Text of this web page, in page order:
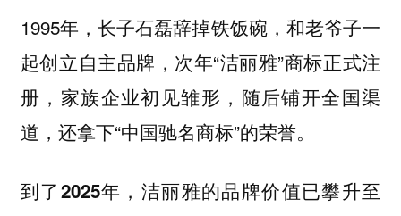
1995年，长子石磊辞掉铁饭碗，和老爷子一
起创立自主品牌，次年“洁丽雅”商标正式注
册，家族企业初见雏形，随后铺开全国渠
道，还拿下“中国驰名商标”的荣誉。
到了2025年，洁丽雅的品牌价值已攀升至